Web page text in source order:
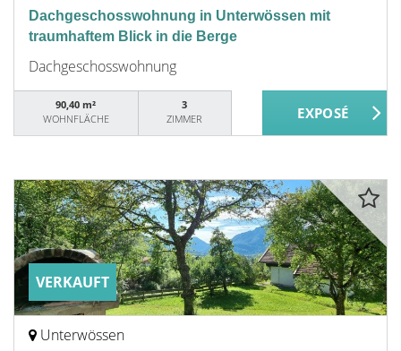
Dachgeschosswohnung in Unterwössen mit
traumhaftem Blick in die Berge
Dachgeschosswohnung
90,40 m²
WOHNFLÄCHE
3
ZIMMER
VERKAUFT
Unterwössen